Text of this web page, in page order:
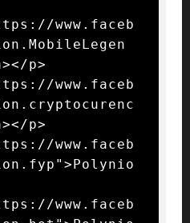
www.faceb
p>
www.faceb
p>
www.faceb
www.faceb